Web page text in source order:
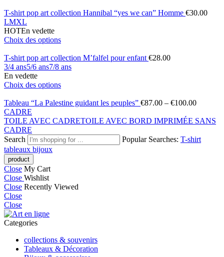
T-shirt pop art collection Hannibal “yes we can” Homme €30.00
LMXL
HOTEn vedette
Choix des options
T-shirt pop art collection M’falfel pour enfant €28.00
3/4 ans5/6 ans7/8 ans
En vedette
Choix des options
Tableau “La Palestine guidant les peuples” €87.00 – €100.00
CADRE
TOILE AVEC CADRETOILE AVEC BORD IMPRIMÉE SANS
CADRE
Search
Popular Searches: T-shirt
tableaux bijoux
Close My Cart
Close Wishlist
Close Recently Viewed
Close
Close
Categories
collections & souvenirs
Tableaux & Décoration